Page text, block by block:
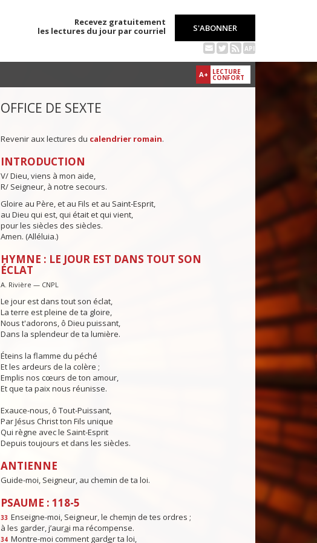
Recevez gratuitement
les lectures du jour par courriel
S'ABONNER
API
A+ LECTURE
CONFORT
OFFICE DE SEXTE
Revenir aux lectures du calendrier romain.
INTRODUCTION
V/ Dieu, viens à mon aide,
R/ Seigneur, à notre secours.
Gloire au Père, et au Fils et au Saint-Esprit,
au Dieu qui est, qui était et qui vient,
pour les siècles des siècles.
Amen. (Alléluia.)
HYMNE : LE JOUR EST DANS TOUT SON
ÉCLAT
A. Rivière — CNPL
Le jour est dans tout son éclat,
La terre est pleine de ta gloire,
Nous t'adorons, ô Dieu puissant,
Dans la splendeur de ta lumière.
Éteins la flamme du péché
Et les ardeurs de la colère ;
Emplis nos cœurs de ton amour,
Et que ta paix nous réunisse.
Exauce-nous, ô Tout-Puissant,
Par Jésus Christ ton Fils unique
Qui règne avec le Saint-Esprit
Depuis toujours et dans les siècles.
ANTIENNE
Guide-moi, Seigneur, au chemin de ta loi.
PSAUME : 118-5
33 Enseigne-moi, Seigneur, le chemin de tes ordres ;
à les garder, j’aurai ma récompense.
34 Montre-moi comment garder ta loi,